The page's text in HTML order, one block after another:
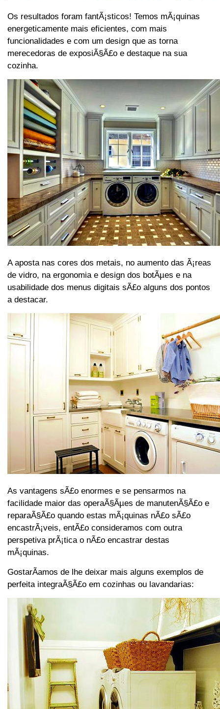
Os resultados foram fantÃ¡sticos! Temos mÃ¡quinas
energeticamente mais eficientes, com mais
funcionalidades e com um design que as torna
merecedoras de exposiÃ§Ã£o e destaque na sua
cozinha.
A aposta nas cores dos metais, no aumento das Ã¡reas
de vidro, na ergonomia e design dos botÃµes e na
usabilidade dos menus digitais sÃ£o alguns dos pontos
a destacar.
As vantagens sÃ£o enormes e se pensarmos na
facilidade maior das operaÃ§Ãµes de manutenÃ§Ã£o e
reparaÃ§Ã£o quando estas mÃ¡quinas nÃ£o sÃ£o
encastrÃ¡veis, entÃ£o consideramos com outra
perspetiva prÃ¡tica o nÃ£o encastrar destas
mÃ¡quinas.
GostarÃ­amos de lhe deixar mais alguns exemplos de
perfeita integraÃ§Ã£o em cozinhas ou lavandarias: